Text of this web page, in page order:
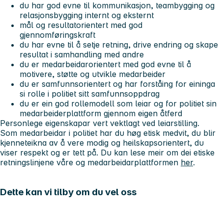
du har god evne til kommunikasjon, teambygging og
relasjonsbygging internt og eksternt
mål og resultatorientert med god
gjennomføringskraft
du har evne til å setje retning, drive endring og skape
resultat i samhandling med andre
du er medarbeidarorientert med god evne til å
motivere, støtte og utvikle medarbeider
du er samfunnsorientert og har forståing for eininga
si rolle i politiet sitt samfunnsoppdrag
du er ein god rollemodell som leiar og for politiet sin
medarbeiderplattform gjennom eigen åtferd
Personlege eigenskapar vert vektlagt ved leiarstilling.
Som medarbeidar i politiet har du høg etisk medvit, du blir
kjenneteikna av å vere modig og heilskapsorientert, du
viser respekt og er tett på. Du kan lese meir om dei etiske
retningslinjene våre og medarbeidarplattformen her.
Dette kan vi tilby om du vel oss